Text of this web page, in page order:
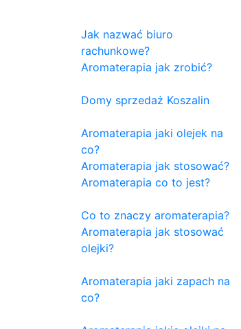
Jak nazwać biuro
rachunkowe?
Aromaterapia jak zrobić?
Domy sprzedaż Koszalin
Aromaterapia jaki olejek na
co?
Aromaterapia jak stosować?
Aromaterapia co to jest?
Co to znaczy aromaterapia?
Aromaterapia jak stosować
olejki?
Aromaterapia jaki zapach na
co?